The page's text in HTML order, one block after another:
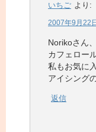
いちご より:
2007年9月22
Norikoさん
カフェロー
私もお気に
アイシング
返信